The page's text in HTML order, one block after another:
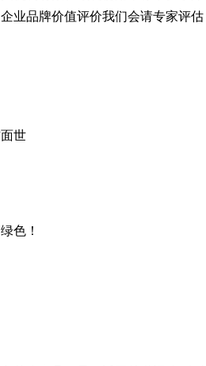
业品牌价值评价我们会请专家评
世
色！